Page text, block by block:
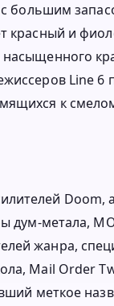
большим
красный и
насыщенного
Line 6
к
дум-метала,
жанра,
Mail Order
меткое